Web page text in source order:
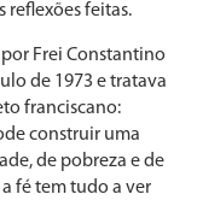
reflexões feitas.
Frei Constantino
de 1973 e tratava
franciscano:
construir uma
de pobreza e de
fé tem tudo a ver